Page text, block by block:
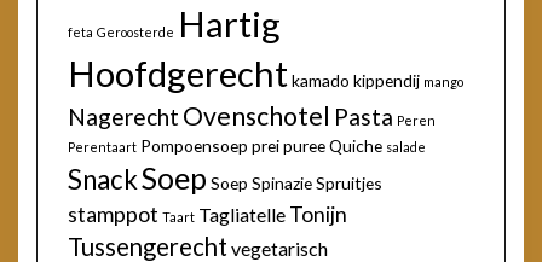
feta Geroosterde Hartig
Hoofdgerecht kamado kippendij mango
Nagerecht Ovenschotel Pasta Peren
Perentaart Pompoensoep preipureeQuiche salade
SnackSoep Soep SpinazieSpruitjes
stamppot Taart Tagliatelle Tonijn
Tussengerecht vegetarisch